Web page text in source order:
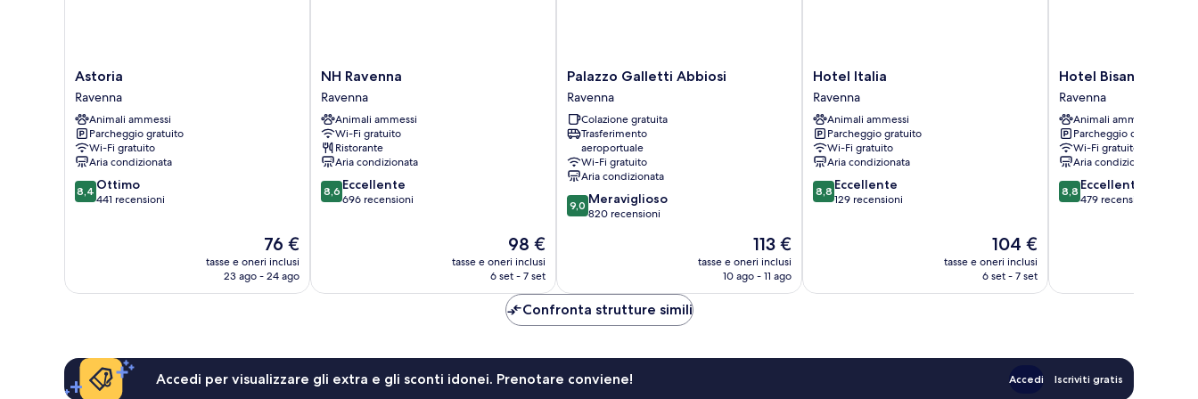
Astoria
Ravenna
Astoria
Ravenna
Animali ammessi
Parcheggio gratuito
Wi-Fi gratuito
Aria condizionata
8.4
su
8,4 Ottimo
441 recensioni
Il
prezzo
attuale
76 €
tasse e oneri inclusi
23 ago - 24 ago
NH
Ravenna
Ravenna
NH Ravenna
Ravenna
Animali ammessi
Wi-Fi gratuito
Ristorante
Aria condizionata
8.6
su
8,6 Eccellente
696 recensioni
Il
prezzo
attuale
98 €
98 €
tasse e oneri inclusi
6 set - 7 set
Palazzo
Galletti
Abbiosi
Ravenna
Palazzo Galletti Abbiosi
Ravenna
Colazione gratuita
Trasferimento
aeroportuale
Wi-Fi gratuito
Aria condizionata
9.0
su
9,0 Meraviglioso
820 recensioni
Il
prezzo
attuale
113 €
tasse e oneri inclusi
10 ago - 11 ago
Hotel
Italia
Ravenna
Hotel Italia
Ravenna
Animali ammessi
Parcheggio gratuito
Wi-Fi gratuito
Aria condizionata
8.8
su
8,8 Eccellente
129 recensioni
Il
prezzo
attuale
104 €
tasse e oneri inclusi
6 set - 7 set
Hotel
Bisanzio
Ravenna
Hotel Bisanzio
Ravenna
Animali ammessi
Parcheggio disponibile
Wi-Fi gratuito
Aria condizionata
8.8
su
8,8 Eccellente
479 recensioni
Confronta strutture simili
Accedi per visualizzare gli extra e gli sconti idonei. Prenotare conviene! Accedi Iscriviti gratis